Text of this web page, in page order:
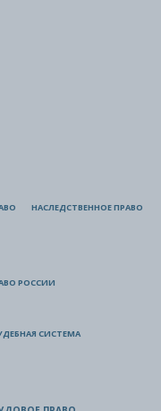
НАСЛЕДСТВЕННОЕ ПРАВО
РОССИИ
СИСТЕМА